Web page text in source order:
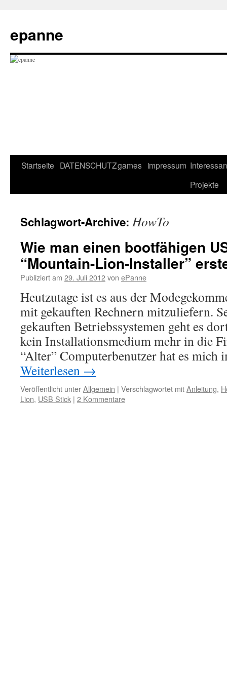
epanne
Zum
Startseite DATENSCHUTZgames impressum
Projekte
Schlagwort-Archive: HowTo
Wie man einen bootfähigen
“Mountain-Lion-Installer”
Publiziert am 29. Juli 2012von ePanne
Heutzutage ist es aus der
mit gekauften Rechnern mitzuliefern.
gekauften Betriebssystemen geht es
kein Installationsmedium mehr in die
“Alter” Computerbenutzer hat es
Weiterlesen →
Veröffentlicht unterAllgemein | Verschlagwortet mitAnleitung,
Lion, USB Stick | 2 Kommentare